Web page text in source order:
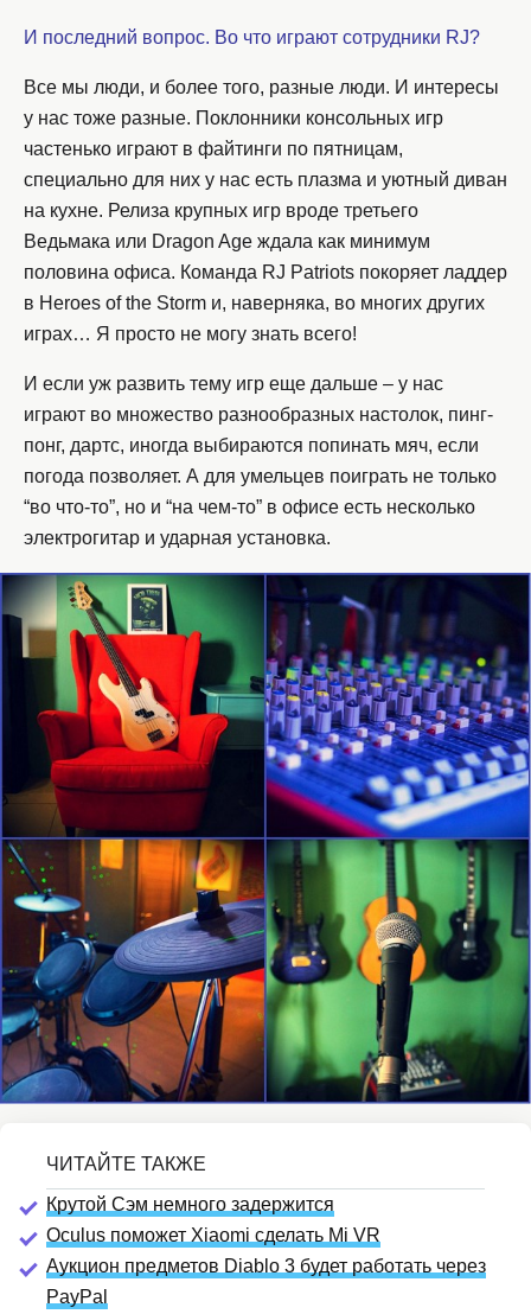
И последний вопрос. Во что играют сотрудники RJ?
Все мы люди, и более того, разные люди. И интересы
у нас тоже разные. Поклонники консольных игр
частенько играют в файтинги по пятницам,
специально для них у нас есть плазма и уютный диван
на кухне. Релиза крупных игр вроде третьего
Ведьмака или Dragon Age ждала как минимум
половина офиса. Команда RJ Patriots покоряет ладдер
в Heroes of the Storm и, наверняка, во многих других
играх… Я просто не могу знать всего!
И если уж развить тему игр еще дальше – у нас
играют во множество разнообразных настолок, пинг-
понг, дартс, иногда выбираются попинать мяч, если
погода позволяет. А для умельцев поиграть не только
“во что-то”, но и “на чем-то” в офисе есть несколько
электрогитар и ударная установка.
Крутой Сэм немного задержится
Oculus поможет Xiaomi сделать Mi VR
Аукцион предметов Diablo 3 будет работать через
PayPal